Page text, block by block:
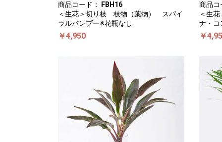
商品コード：
FBH16
＜生花＞切り枝 枝物（葉物） スパイ
ラルバンブー※花瓶なし
￥4,950
商品コ
＜生
ナ・コ
￥